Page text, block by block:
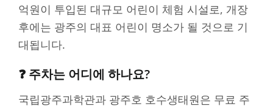
억원이 투입된 대규모 어린이 체험 시설로, 개장
후에는 광주의 대표 어린이 명소가 될 것으로 기
대됩니다.
❓ 주차는 어디에 하나요?
국립광주과학관과 광주호 호수생태원은 무료 주